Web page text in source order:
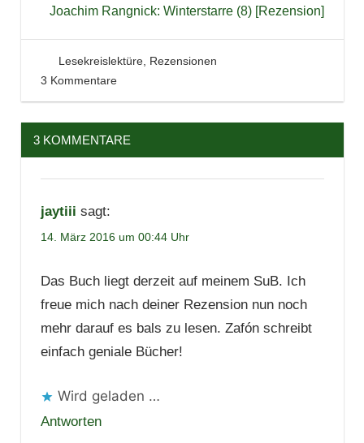
Rezension
Joachim Rangnick: Winterstarre (8) [Rezension]
21. Dezember 2011
Tintenhain
Lesekreislektüre, Rezensionen
3 Kommentare
3 KOMMENTARE
jaytiii sagt:
14. März 2016 um 00:44 Uhr
Das Buch liegt derzeit auf meinem SuB. Ich
freue mich nach deiner Rezension nun noch
mehr darauf es bals zu lesen. Zafón schreibt
einfach geniale Bücher!
Wird geladen …
Antworten